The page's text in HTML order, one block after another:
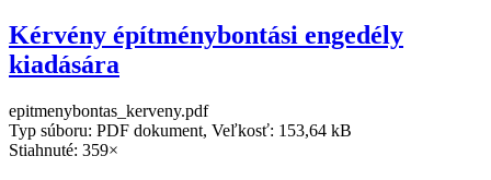
Kérvény építménybontási engedély
kiadására
epitmenybontas_kerveny.pdf
Typ súboru: PDF dokument, Veľkosť: 153,64 kB
Stiahnuté: 359×